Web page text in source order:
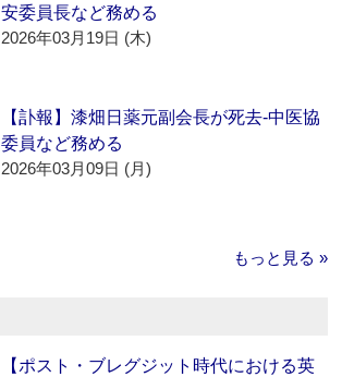
安委員長など務める
2026年03月19日 (木)
【訃報】漆畑日薬元副会長が死去‐中医協
委員など務める
2026年03月09日 (月)
もっと見る »
【ポスト・ブレグジット時代における英